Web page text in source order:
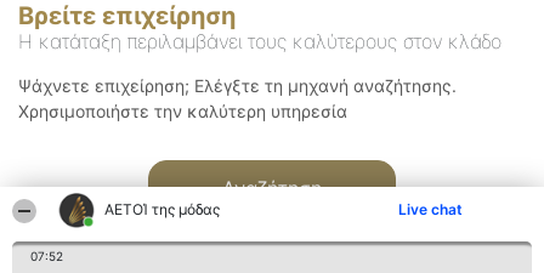
ΑΕΤΟΊ της μόδας Live chat
07:52
Βρείτε επιχείρηση
Η κατάταξη περιλαμβάνει τους καλύτερους στον κλάδο
Ψάχνετε επιχείρηση; Ελέγξτε τη μηχανή αναζήτησης.
Χρησιμοποιήστε την καλύτερη υπηρεσία
Αναζήτηση